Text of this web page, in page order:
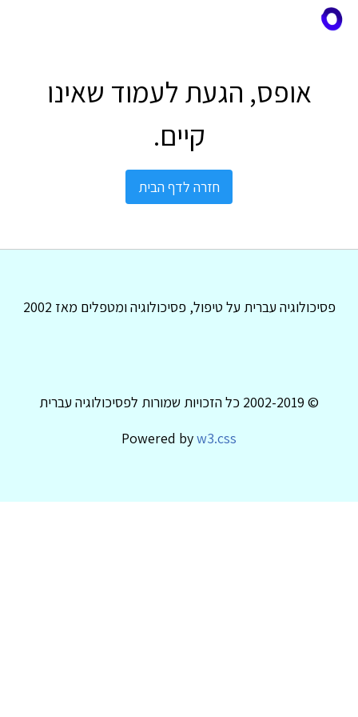
אופס, הגעת לעמוד שאינו
קיים.
חזרה לדף הבית
פסיכולוגיה עברית על טיפול, פסיכולוגיה ומטפלים מאז 2002
© 2002-2019 כל הזכויות שמורות לפסיכולוגיה עברית
Powered byw3.css